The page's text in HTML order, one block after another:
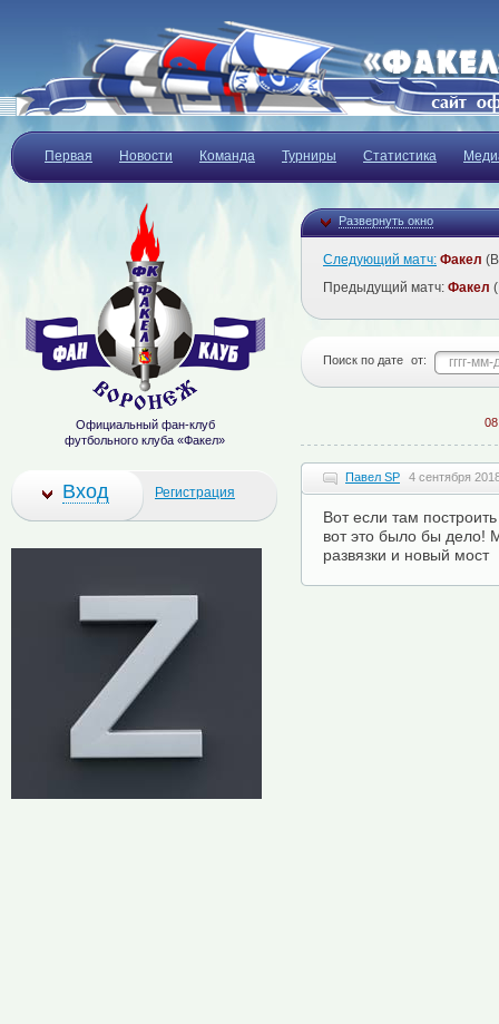
Первая Новости Команда Турниры Статистика
Развернуть окно
Следующий матч: Факел
Предыдущий матч: Факел
Поиск по дате от:
Павел SP 4 сентября
Вот если там
вот это было бы дело!
развязки и новый мост
Официальный фан-клуб
футбольного клуба «Факел»
Вход Регистрация